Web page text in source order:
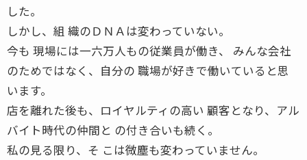
した。
しかし、組 織のＤＮＡは変わっていない。
今も 現場には一六万人もの従業員が働き、 みんな会社
のためではなく、自分の 職場が好きで働いていると思
います。
店を離れた後も、ロイヤルティの高い 顧客となり、アル
バイト時代の仲間と の付き合いも続く。
私の見る限り、そ こは微塵も変わっていません。